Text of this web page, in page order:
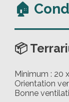
🏠
📦
Minimum : 20
Orientation
Bonne